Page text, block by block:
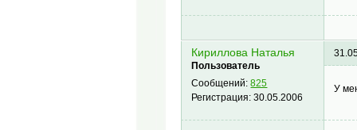
Кириллова Наталья
Пользователь
Сообщений:825
Регистрация:30.05.2006
У